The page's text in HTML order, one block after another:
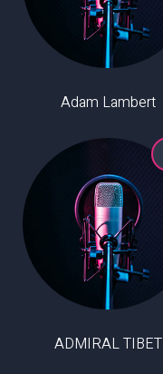
Adam Lambert
ADMIRAL TIBET